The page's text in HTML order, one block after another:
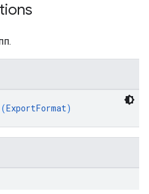
(ExportFormat)